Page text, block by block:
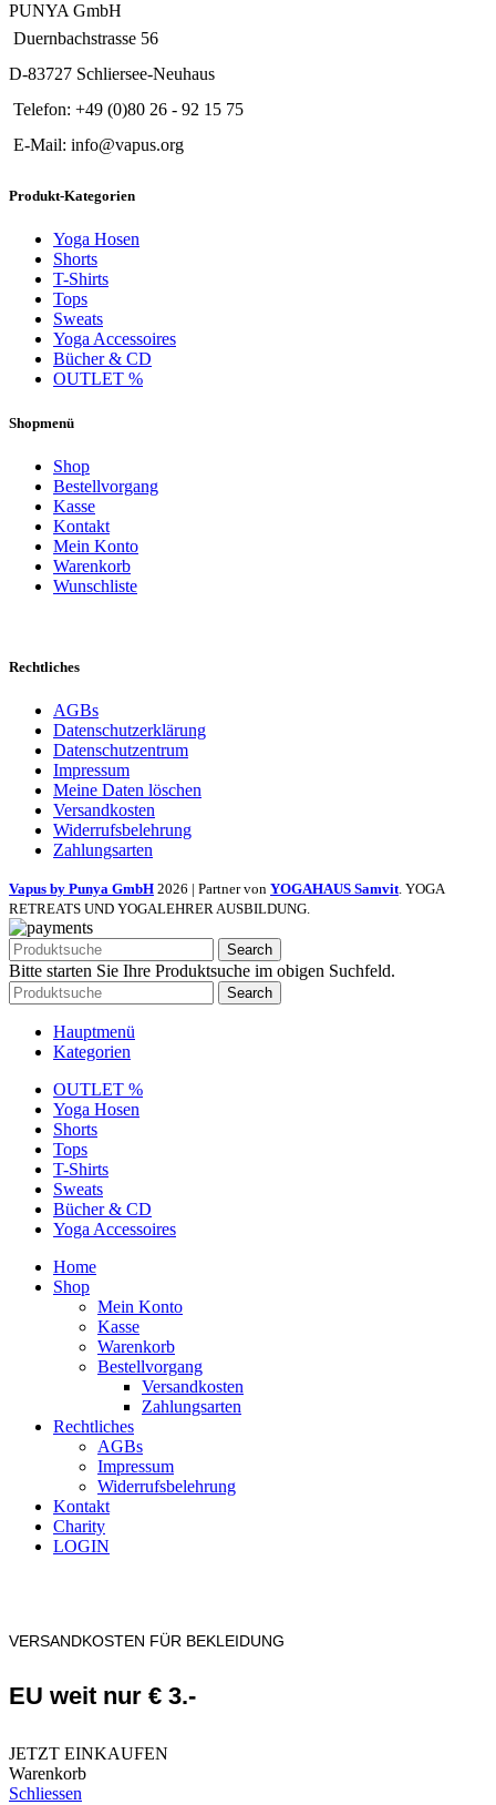
PUNYA GmbH
Duernbachstrasse 56
D-83727 Schliersee-Neuhaus
Telefon: +49 (0)80 26 - 92 15 75
E-Mail: info@vapus.org
Produkt-Kategorien
Yoga Hosen
Shorts
T-Shirts
Tops
Sweats
Yoga Accessoires
Bücher & CD
OUTLET %
Shopmenü
Shop
Bestellvorgang
Kasse
Kontakt
Mein Konto
Warenkorb
Wunschliste
Rechtliches
AGBs
Datenschutzerklärung
Datenschutzentrum
Impressum
Meine Daten löschen
Versandkosten
Widerrufsbelehrung
Zahlungsarten
Vapus by Punya GmbH 2026 | Partner von YOGAHAUS Samvit. YOGA
RETREATS UND YOGALEHRER AUSBILDUNG.
Search
Bitte starten Sie Ihre Produktsuche im obigen Suchfeld.
Search
Hauptmenü
Kategorien
OUTLET %
Yoga Hosen
Shorts
Tops
T-Shirts
Sweats
Bücher & CD
Yoga Accessoires
Home
Shop
Mein Konto
Kasse
Warenkorb
Bestellvorgang
Versandkosten
Zahlungsarten
Rechtliches
AGBs
Impressum
Widerrufsbelehrung
Kontakt
Charity
LOGIN
VERSANDKOSTEN FÜR BEKLEIDUNG
EU weit nur € 3.-
JETZT EINKAUFEN
Warenkorb
Schliessen